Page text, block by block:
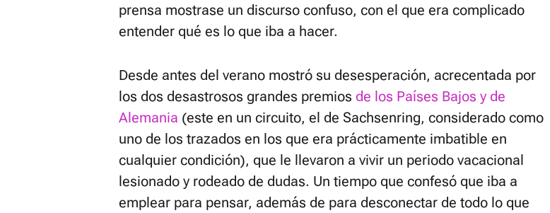
prensa mostrase un discurso confuso, con el que era complicado
entender qué es lo que iba a hacer.
Desde antes del verano mostró su desesperación, acrecentada por
los dos desastrosos grandes premios de los Países Bajos y de
Alemania (este en un circuito, el de Sachsenring, considerado como
uno de los trazados en los que era prácticamente imbatible en
cualquier condición), que le llevaron a vivir un periodo vacacional
lesionado y rodeado de dudas. Un tiempo que confesó que iba a
emplear para pensar, además de para desconectar de todo lo que